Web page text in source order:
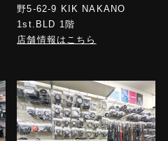
野5-62-9 KIK NAKANO
1st.BLD 1階
店舗情報はこちら